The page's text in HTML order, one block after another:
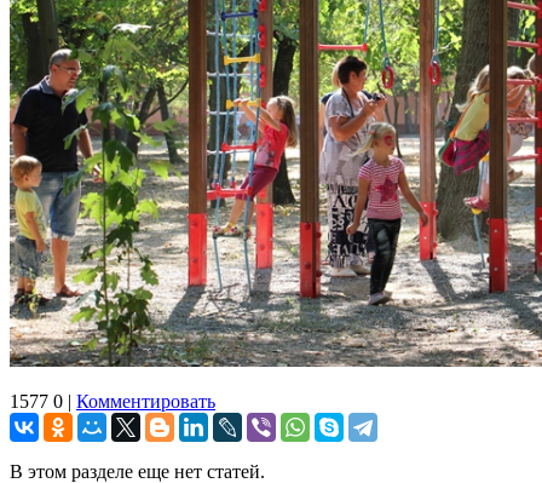
1577 0 | Комментировать
В этом разделе еще нет статей.